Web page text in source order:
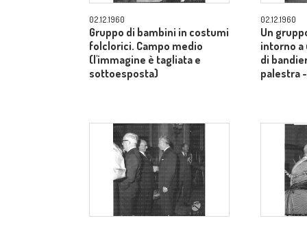
02.12.1960
Gruppo di bambini in costumi
folclorici. Campo medio
(l'immagine è tagliata e
sottoesposta)
02.12.1960
Un
intorno a
di
palestra